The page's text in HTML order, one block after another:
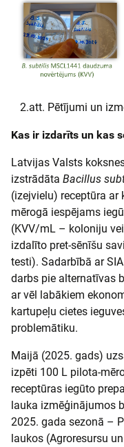
2.att. Pētījumi un
Kas ir izdarīts un kas
Latvijas Valsts
izstrādāta Bacillus
(izejvielu) receptūra
mērogā iespējams
(KVV/mL – koloniju
izdalīto pret-sēnīšu
testi). Sadarbībā ar
darbs pie alternatīvas
ar vēl labākiem
kartupeļu cietes
problemātiku.
Maijā (2025. gads)
izpēti 100 L pilota-
receptūras iegūto
lauka izmēģinājumos
2025. gada sezonā –
laukos (Agroresursu